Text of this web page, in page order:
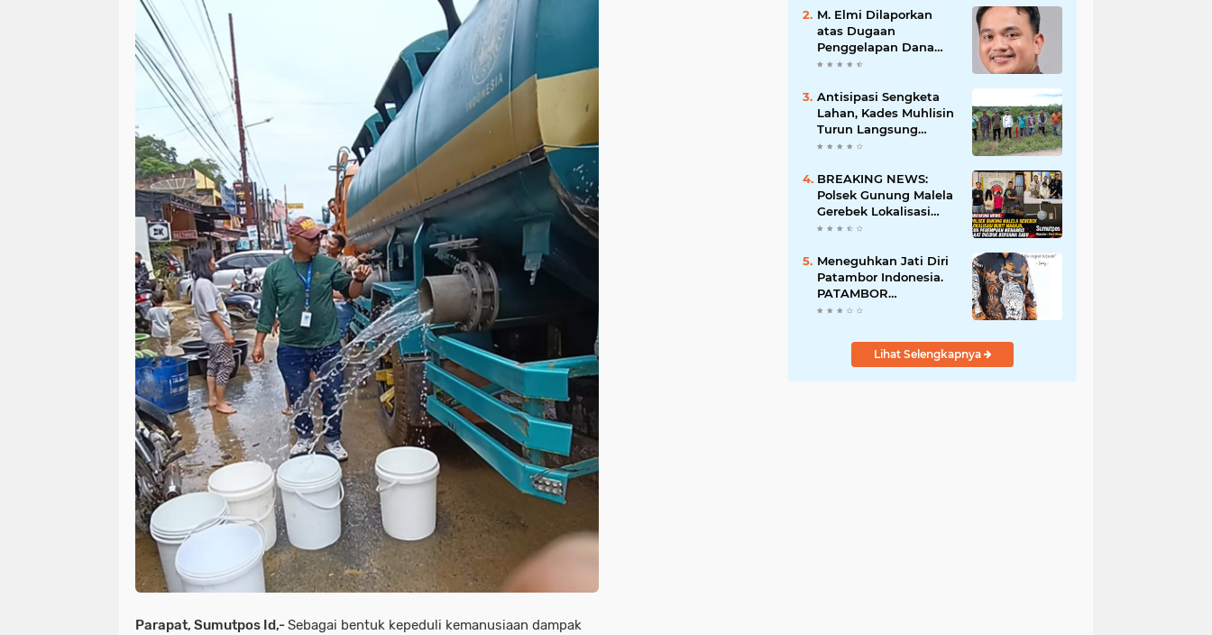
Parapat, Sumutpos Id,-Sebagai bentuk kepeduli kemanusiaan dampak
Hingga Paksa Warga
Hadir di TKP
M. Elmi Dilaporkan
atas Dugaan
Penggelapan Dana
Pensiunan Guru dan
Pastikan Proses
Hukum Berjalan
Antisipasi Sengketa
Lahan, Kades Muhlisin
Turun Langsung
Tinjau Batas Wilayah
Diserobot PT Jatim
Jaya Perkasa
BREAKING NEWS:
Polsek Gunung Malela
Gerebek Lokalisasi
Bukit Maraja, Dua
Saat Diciduk Bersama
Sabu
Meneguhkan Jati Diri
Patambor Indonesia.
PATAMBOR
INDONESIA Akan
Jakarta.
Lihat Selengkapnya